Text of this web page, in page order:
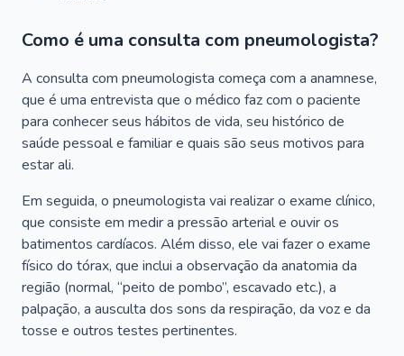
Como é uma consulta com pneumologista?
A consulta com pneumologista começa com a anamnese,
que é uma entrevista que o médico faz com o paciente
para conhecer seus hábitos de vida, seu histórico de
saúde pessoal e familiar e quais são seus motivos para
estar ali.
Em seguida, o pneumologista vai realizar o exame clínico,
que consiste em medir a pressão arterial e ouvir os
batimentos cardíacos. Além disso, ele vai fazer o exame
físico do tórax, que inclui a observação da anatomia da
região (normal, “peito de pombo”, escavado etc.), a
palpação, a ausculta dos sons da respiração, da voz e da
tosse e outros testes pertinentes.